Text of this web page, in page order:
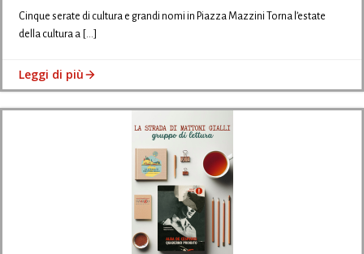
Cinque serate di cultura e grandi nomi in Piazza Mazzini Torna l’estate
della cultura a […]
Leggi di più